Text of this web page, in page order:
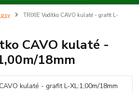
psy
TRIXIE Vodítko CAVO kulaté - grafit L-
CAVO kulaté -
18mm